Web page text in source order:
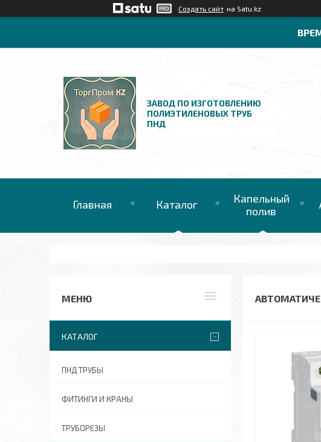
Создать сайт на Satu.kz
ЗАВОД ПО ИЗГОТОВЛЕНИЮ
ПОЛИЭТИЛЕНОВЫХ ТРУБ
ПНД
Главная Каталог
Капельный
полив
КАТАЛОГ
ПНД ТРУБЫ
ФИТИНГИ И КРАНЫ
ТРУБОРЕЗЫ